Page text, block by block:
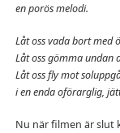
en porös melodi.
Låt oss vada bort med
Låt oss gömma undan
Låt oss fly mot
i en enda oförarglig,
Nu när filmen är slut